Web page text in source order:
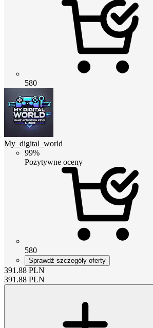
580
My_digital_world
99%
Pozytywne oceny
580
Sprawdź szczegóły oferty
391.88 PLN
391.88 PLN